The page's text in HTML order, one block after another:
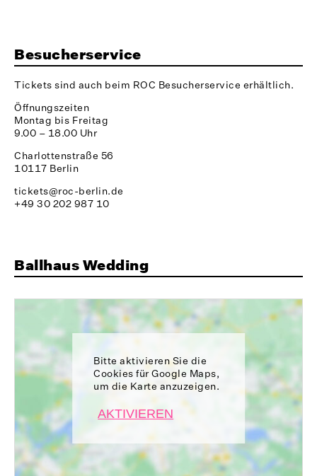
Besucherservice
Tickets sind auch beim ROC Besucherservice erhältlich.
Öffnungszeiten
Montag bis Freitag
9.00 – 18.00 Uhr
Charlottenstraße 56
10117 Berlin
tickets@roc-berlin.de
+49 30 202 987 10
Ballhaus Wedding
Bitte aktivieren Sie die
Cookies für Google Maps,
um die Karte anzuzeigen.
AKTIVIEREN